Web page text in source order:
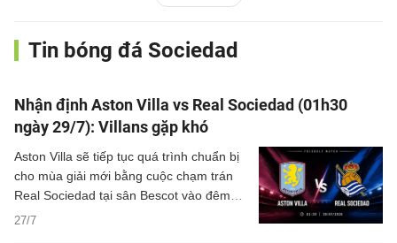
Tin bóng đá Sociedad
Nhận định Aston Villa vs Real Sociedad (01h30
ngày 29/7): Villans gặp khó
27/7
Aston Villa sẽ tiếp tục quá trình chuẩn bị
cho mùa giải mới bằng cuộc chạm trán
Real Sociedad tại sân Bescot vào đêm
thứ Ba.